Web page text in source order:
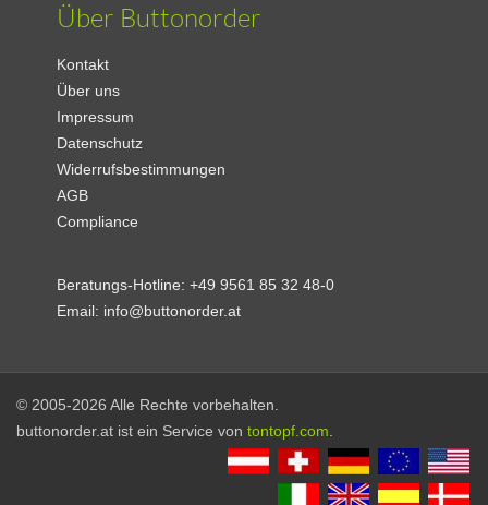
Über Buttonorder
Kontakt
Über uns
Impressum
Datenschutz
Widerrufsbestimmungen
AGB
Compliance
Beratungs-Hotline:+49 9561 85 32 48-0
Email: info@buttonorder.at
© 2005-2026 Alle Rechte vorbehalten.
buttonorder.at ist ein Service von tontopf.com.